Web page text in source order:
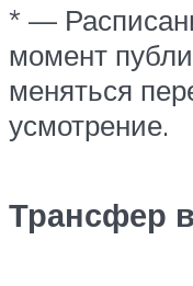
* —
момент
меняться
усмотрение.
Трансфер